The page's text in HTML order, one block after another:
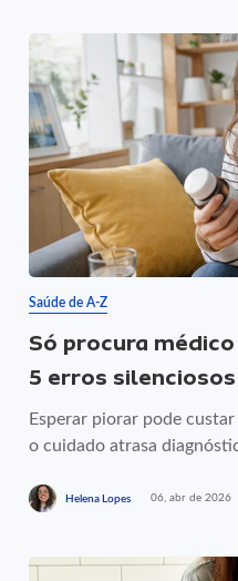
Saúde de A-Z
Só procura
5 erros silenciosos
Esperar piorar pode
o cuidado atrasa
Helena Lopes 06, abr de 2026